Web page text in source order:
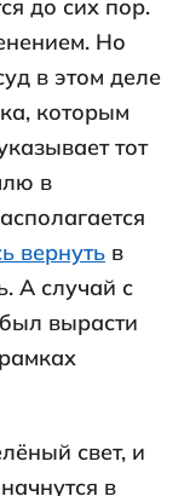
до сих пор.
Но
в этом деле
которым
тот
в
вернуть в
А случай с
вырасти
свет, и
в